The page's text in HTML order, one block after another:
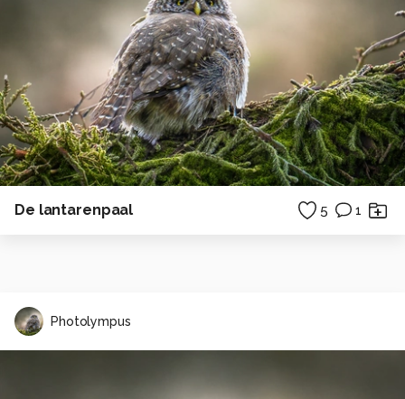
De lantarenpaal 5 1
Photolympus